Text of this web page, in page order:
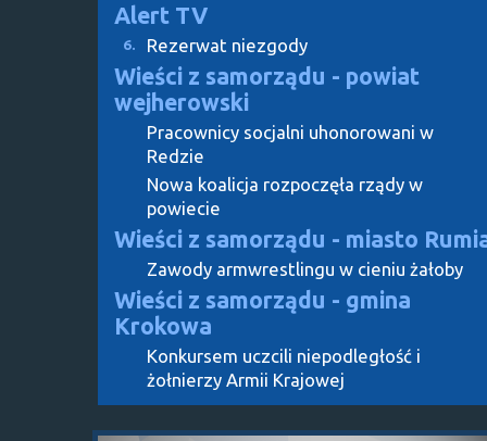
Alert TV
6. Rezerwat niezgody
Wieści z samorządu - powiat
wejherowski
Pracownicy socjalni uhonorowani w
Redzie
Nowa koalicja rozpoczęła rządy w
powiecie
Wieści z samorządu - miasto
Zawody armwrestlingu w cieniu żałoby
Wieści z samorządu - gmina
Krokowa
Konkursem uczcili niepodległość i
żołnierzy Armii Krajowej